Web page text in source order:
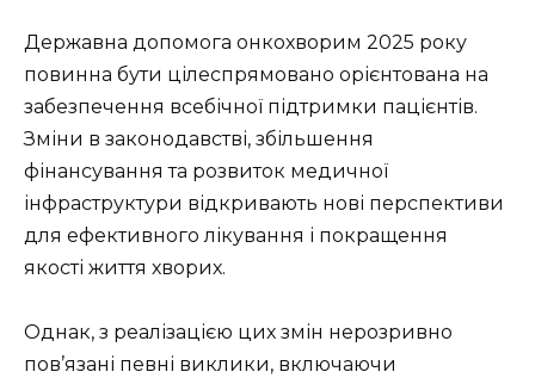
Державна допомога онкохворим 2025 року
повинна бути цілеспрямовано орієнтована на
забезпечення всебічної підтримки пацієнтів.
Зміни в законодавстві, збільшення
фінансування та розвиток медичної
інфраструктури відкривають нові перспективи
для ефективного лікування і покращення
якості життя хворих.
Однак, з реалізацією цих змін нерозривно
пов’язані певні виклики, включаючи